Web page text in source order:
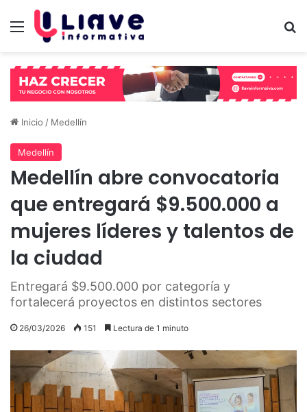
Menú
Inicio / Medellín
Medellín
Medellín abre convocatoria
que entregará $9.500.000 a
mujeres líderes y talentos de
la ciudad
Entregará $9.500.000 por categoría y
fortalecerá proyectos en distintos sectores
26/03/2026 151 Lectura de 1 minuto